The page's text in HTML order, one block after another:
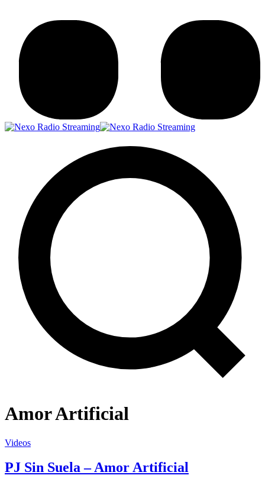
Amor Artificial
Videos
PJ Sin Suela – Amor Artificial